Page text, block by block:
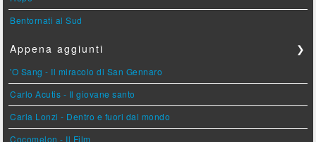
Bentornati al Sud
Appena aggiunti ❯
'O Sang - Il miracolo di San Gennaro
Carlo Acutis - Il giovane santo
Carla Lonzi - Dentro e fuori dal mondo
Cocomelon - Il Film